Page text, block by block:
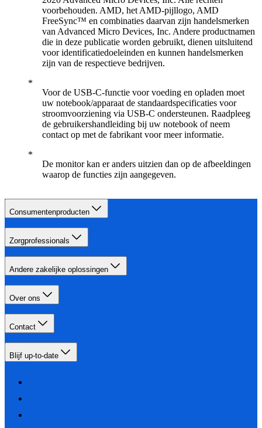
voorbehouden. AMD, het AMD-pijllogo, AMD
FreeSync™ en combinaties daarvan zijn handelsmerken
van Advanced Micro Devices, Inc. Andere productnamen
die in deze publicatie worden gebruikt, dienen uitsluitend
voor identificatiedoeleinden en kunnen handelsmerken
zijn van de respectieve bedrijven.
Voor de USB-C-functie voor voeding en opladen moet
uw notebook/apparaat de standaardspecificaties voor
stroomvoorziening via USB-C ondersteunen. Raadpleeg
de gebruikershandleiding bij uw notebook of neem
contact op met de fabrikant voor meer informatie.
De monitor kan er anders uitzien dan op de afbeeldingen
waarop de functies zijn aangegeven.
Consumentenproducten
Zorgprofessionals
Andere zakelijke oplossingen
Over ons
Contact
Blijf up-to-date